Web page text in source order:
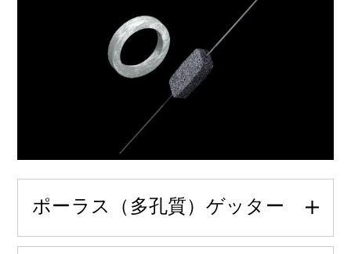
ポーラス（多孔質）ゲッター